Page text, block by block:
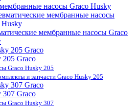
насосы Graco Husky
мембранные насосы Graco
205 Graco
Graco Husky 205
и запчасти Graco Husky 205
307 Graco
Graco Husky 307